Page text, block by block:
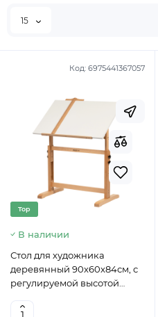
15
Код: 6975441367057
Top
В наличии
Стол для художника
деревянный 90x60x84см, с
регулируемой высотой